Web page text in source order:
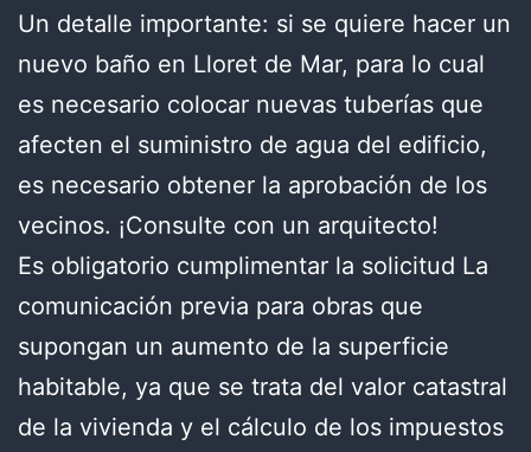
Un detalle importante: si se quiere hacer un
nuevo baño en Lloret de Mar, para lo cual
es necesario colocar nuevas tuberías que
afecten el suministro de agua del edificio,
es necesario obtener la aprobación de los
vecinos. ¡Consulte con un arquitecto!
Es obligatorio cumplimentar la solicitud La
comunicación previa para obras que
supongan un aumento de la superficie
habitable, ya que se trata del valor catastral
de la vivienda y el cálculo de los impuestos